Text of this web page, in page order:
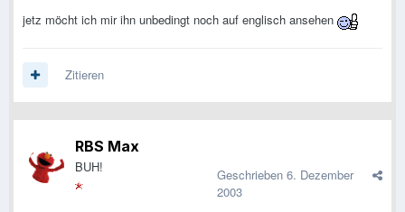
jetz möcht ich mir ihn unbedingt noch auf englisch ansehen
Zitieren
RBS Max
BUH! Geschrieben 6. Dezember
2003